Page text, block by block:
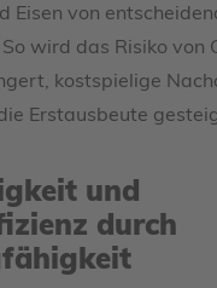
Eisen von
wird das Risiko von
kostspielige
Erstausbeute
und
durch